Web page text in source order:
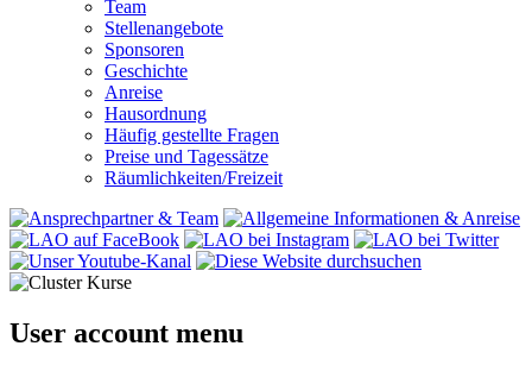
Team
Stellenangebote
Sponsoren
Geschichte
Anreise
Hausordnung
Häufig gestellte Fragen
Preise und Tagessätze
Räumlichkeiten/Freizeit
User account menu